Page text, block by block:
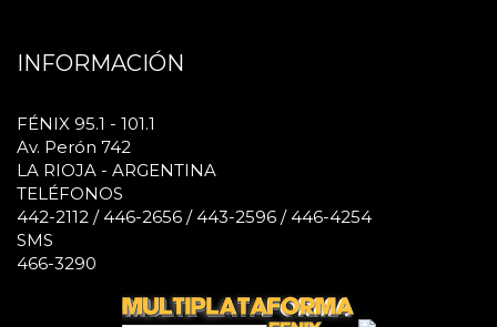
INFORMACIÓN
FÉNIX 95.1 - 101.1
Av. Perón 742
LA RIOJA - ARGENTINA
TELÉFONOS
442-2112 / 446-2656 / 443-2596 / 446-4254
SMS
466-3290